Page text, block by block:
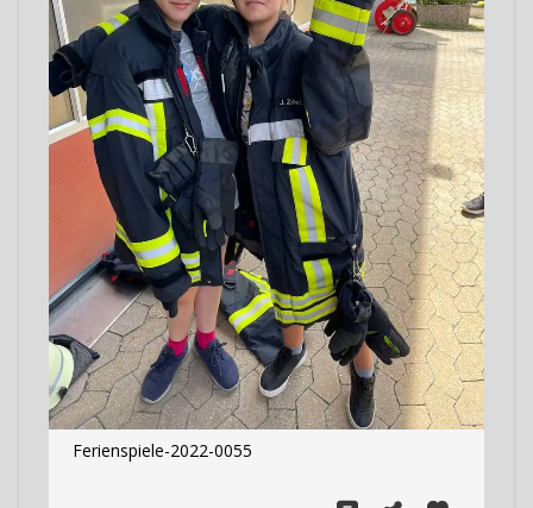
Ferienspiele-2022-0055